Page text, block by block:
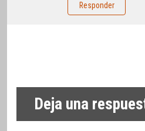
Responder
Deja una